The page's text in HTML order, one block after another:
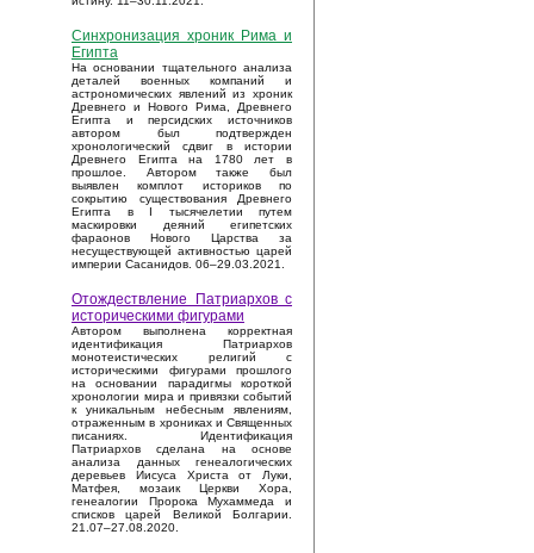
Синхронизация хроник Рима и
Египта
На основании тщательного анализа
деталей военных компаний и
астрономических явлений из хроник
Древнего и Нового Рима, Древнего
Египта и персидских источников
автором был подтвержден
хронологический сдвиг в истории
Древнего Египта на 1780 лет в
прошлое. Автором также был
выявлен комплот историков по
сокрытию существования Древнего
Египта в I тысячелетии путем
маскировки деяний египетских
фараонов Нового Царства за
несуществующей активностью царей
империи Сасанидов. 06–29.03.2021.
Отождествление Патриархов с
историческими фигурами
Автором выполнена корректная
идентификация Патриархов
монотеистических религий с
историческими фигурами прошлого
на основании парадигмы короткой
хронологии мира и привязки событий
к уникальным небесным явлениям,
отраженным в хрониках и Священных
писаниях. Идентификация
Патриархов сделана на основе
анализа данных генеалогических
деревьев Иисуса Христа от Луки,
Матфея, мозаик Церкви Хора,
генеалогии Пророка Мухаммеда и
списков царей Великой Болгарии.
21.07–27.08.2020.